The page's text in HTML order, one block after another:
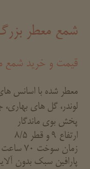
شمع معطر
قیمت و خرید شمع
معطر شده با اسانس
لوندر، گل های بهاری،
پخش بوی ماندگار
ارتفاع 9 و قطر 8/5
زمان سوخت 70 ساعت
پارافین سبک بدون